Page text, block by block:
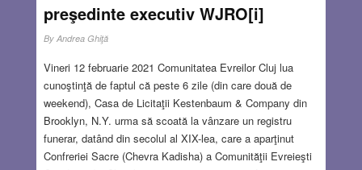
preşedinte executiv WJRO[i]
By Andrea Ghiţă
Vineri 12 februarie 2021 Comunitatea Evreilor Cluj lua
cunoştinţă de faptul că peste 6 zile (din care două de
weekend), Casa de Licitaţii Kestenbaum & Company din
Brooklyn, N.Y. urma să scoată la vânzare un registru
funerar, datând din secolul al XIX-lea, care a aparţinut
Confreriei Sacre (Chevra Kadisha) a Comunităţii Evreieşti